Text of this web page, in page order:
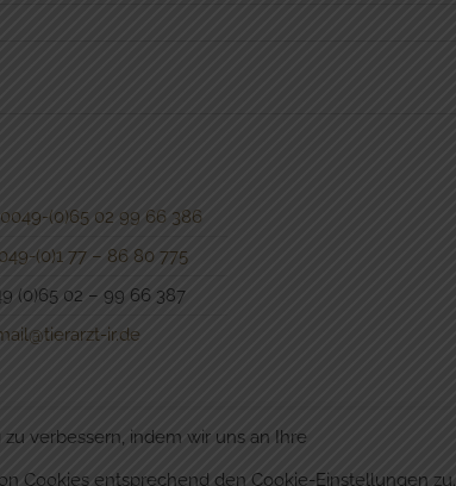
0049-(0)65 02 99 66 386
(0)1 77 – 86 80 775
(0)65 02 – 99 66 387
ir.de
verbessern, indem wir uns an Ihre
Cookies entsprechend den Cookie-Einstellungen zu.